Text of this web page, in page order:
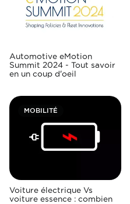
Automotive eMotion
Summit 2024 - Tout savoir
en un coup d'oeil
MOBILITÉ
Voiture électrique Vs
voiture essence : combien